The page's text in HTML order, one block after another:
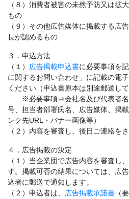
（８）消費者被害の未然予防又は拡
もの
（９）その他広告媒体に掲載する広
長が認めるもの
３．申込方法
（１） 広告掲載申込書に必要事項を
に関するお問い合わせ」に記載の電
ください（申込書原本は別途郵送し
※必要事項⇒会社名及び代表者名
号、担当者部署氏名、広告媒体、掲
ンク先URL・バナー画像等）
（２）内容を審査し、後日ご連絡を
４．広告掲載の決定
（１）当企業団で広告内容を審査し
す。掲載可否の結果については、広
込者に郵送で通知します。
（２）申込者は、 広告掲載承諾書 （